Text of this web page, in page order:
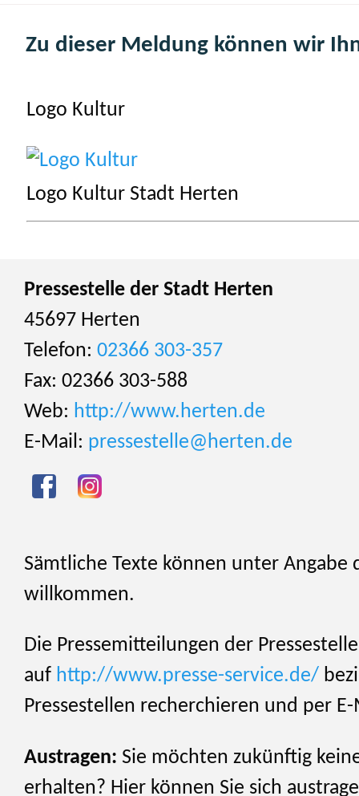
Zu dieser Meldung können wir
Logo Kultur
Logo Kultur Stadt Herten
Pressestelle der Stadt Herten
45697 Herten
Telefon: 02366 303-357
Fax: 02366 303-588
Web: http://www.herten.de
E-Mail: pressestelle@herten.de
Sämtliche Texte können unter
willkommen.
Die Pressemitteilungen der
auf http://www.presse-service.de/
Pressestellen recherchieren und per
Austragen: Sie möchten zukünftig
erhalten? Hier können Sie sich